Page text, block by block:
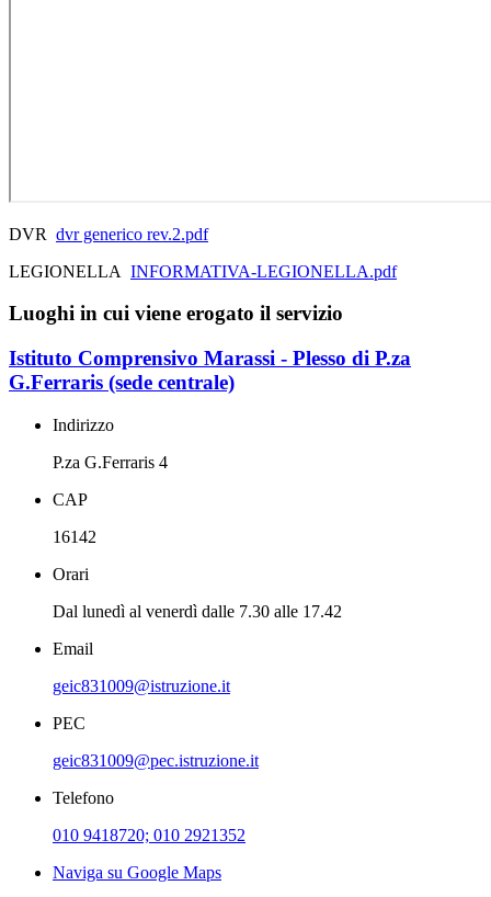
DVR dvr generico rev.2.pdf
LEGIONELLA INFORMATIVA-LEGIONELLA.pdf
Luoghi in cui viene erogato il servizio
Istituto Comprensivo Marassi - Plesso di P.za
G.Ferraris (sede centrale)
Indirizzo
P.za G.Ferraris 4
CAP
16142
Orari
Dal lunedì al venerdì dalle 7.30 alle 17.42
Email
geic831009@istruzione.it
PEC
geic831009@pec.istruzione.it
Telefono
010 9418720; 010 2921352
Naviga su Google Maps